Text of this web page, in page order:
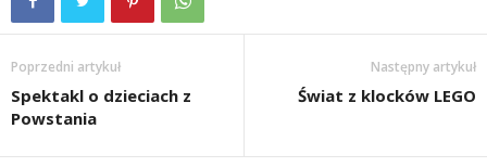
Poprzedni artykuł
Spektakl o dzieciach z
Powstania
Następny artykuł
Świat z klocków LEGO